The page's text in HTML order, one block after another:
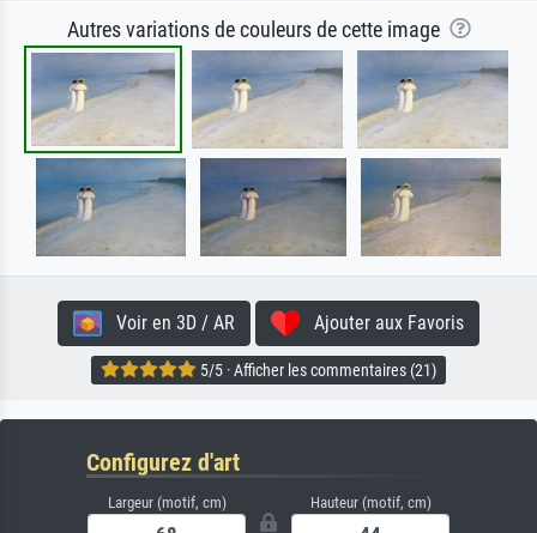
Autres variations de couleurs de cette image
Voir en 3D / AR Ajouter aux Favoris
5/5 · Afficher les commentaires (21)
Configurez d'art
Largeur (motif, cm) Hauteur (motif, cm)